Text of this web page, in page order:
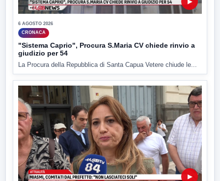
6 AGOSTO 2026
CRONACA
"Sistema Caprio", Procura S.Maria CV chiede rinvio a
giudizio per 54
La Procura della Repubblica di Santa Capua Vetere chiude le...
▶